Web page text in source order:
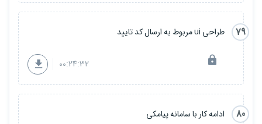
79 طراحی ui مربوط به ارسال کد تایید
00:24:32
80 ادامه کار با سامانه پیامکی